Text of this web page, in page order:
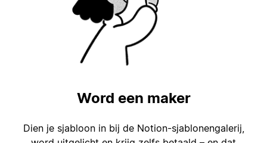
Word een maker
Dien je sjabloon in bij de Notion-sjablonengalerij,